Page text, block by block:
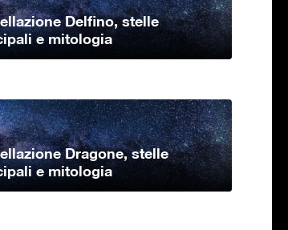
Delfino, stelle
e mitologia
Dragone, stelle
e mitologia